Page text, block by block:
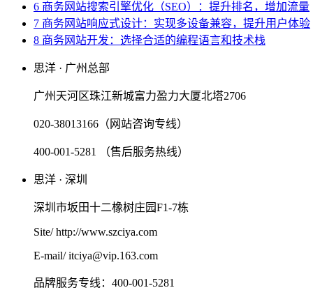
6 商务网站搜索引擎优化（SEO）：提升排名，增加流量
7 商务网站响应式设计：实现多设备兼容，提升用户体验
8 商务网站开发：选择合适的编程语言和技术栈
思洋 · 广州总部
广州天河区珠江新城富力盈力大厦北塔2706
020-38013166（网站咨询专线）
400-001-5281 （售后服务热线）
思洋 · 深圳
深圳市坂田十二橡树庄园F1-7栋
Site/ http://www.szciya.com
E-mail/ itciya@vip.163.com
品牌服务专线：400-001-5281